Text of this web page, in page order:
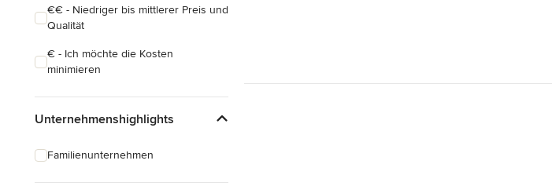
€€ - Niedriger bis mittlerer Preis und
Qualität
€ - Ich möchte die Kosten
minimieren
Unternehmenshighlights
Familienunternehmen